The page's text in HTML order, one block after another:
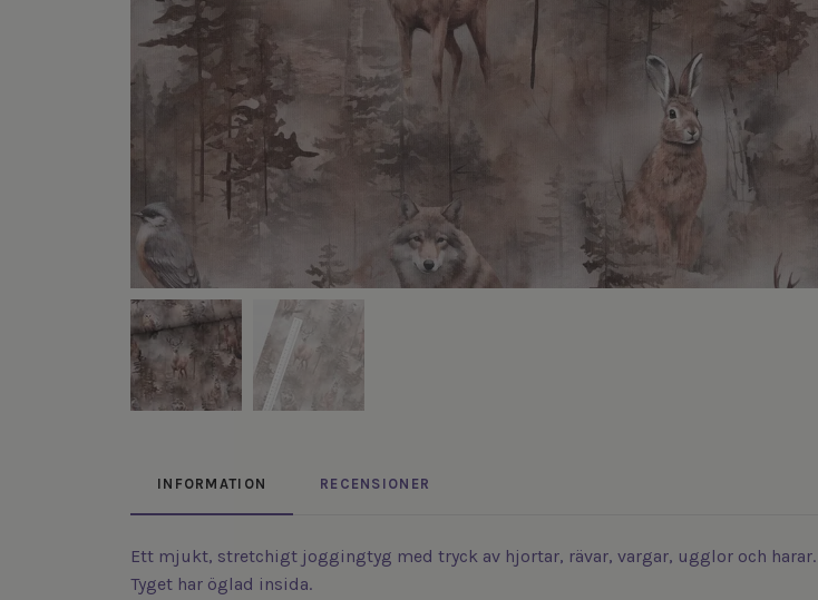
INFORMATION RECENSIONER
Ett mjukt, stretchigt joggingtyg med tryck av hjortar, rävar, vargar, ugglor och harar.
Tyget har öglad insida.